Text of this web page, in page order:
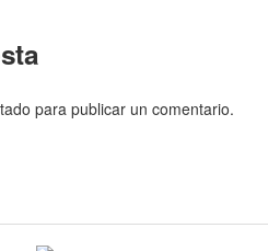
para publicar un comentario.